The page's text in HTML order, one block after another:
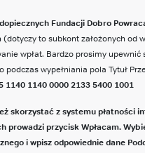
Fundacji Dobro
(dotyczy to subkont założonych od
wpłat. Bardzo prosimy
podczas wypełniania pola Tytuł
1140 1140 0000 2133 5400 1001
skorzystać z systemu płatności
prowadzi przycisk Wpłacam.
i wpisz odpowiednie dane